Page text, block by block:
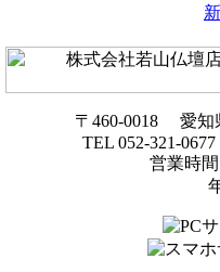
〒460-0018 愛知
TEL 052-321-
営業時